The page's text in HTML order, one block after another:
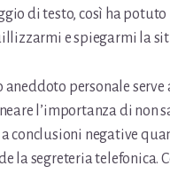
di testo, così ha potuto
e spiegarmi la
aneddoto personale serve
l’importanza di non
conclusioni negative
la segreteria telefonica.